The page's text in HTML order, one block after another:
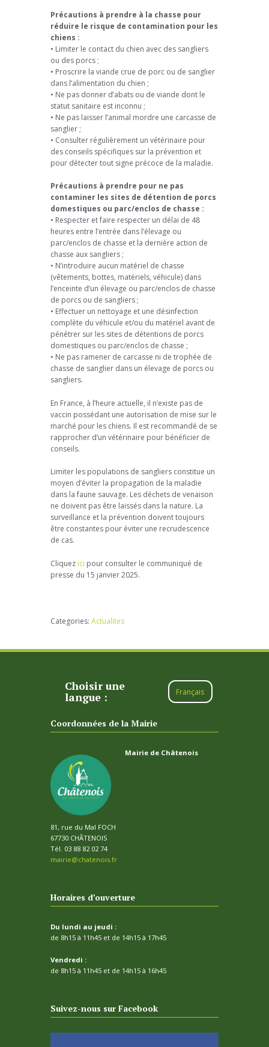
Précautions à prendre à la chasse pour
réduire le risque de contamination pour les
chiens :
• Limiter le contact du chien avec des sangliers
ou des porcs ;
• Proscrire la viande crue de porc ou de sanglier
dans l’alimentation du chien ;
• Ne pas donner d’abats ou de viande dont le
statut sanitaire est inconnu ;
• Ne pas laisser l’animal mordre une carcasse de
sanglier ;
• Consulter régulièrement un vétérinaire pour
des conseils spécifiques sur la prévention et
pour détecter tout signe précoce de la maladie.
Précautions à prendre pour ne pas
contaminer les sites de détention de porcs
domestiques ou parc/enclos de chasse :
• Respecter et faire respecter un délai de 48
heures entre l’entrée dans l’élevage ou
parc/enclos de chasse et la dernière action de
chasse aux sangliers ;
• N’introduire aucun matériel de chasse
(vêtements, bottes, matériels, véhicule) dans
l’enceinte d’un élevage ou parc/enclos de chasse
de porcs ou de sangliers ;
• Effectuer un nettoyage et une désinfection
complète du véhicule et/ou du matériel avant de
pénétrer sur les sites de détentions de porcs
domestiques ou parc/enclos de chasse ;
• Ne pas ramener de carcasse ni de trophée de
chasse de sanglier dans un élevage de porcs ou
sangliers.
En France, à l’heure actuelle, il n’existe pas de
vaccin possédant une autorisation de mise sur le
marché pour les chiens. Il est recommandé de se
rapprocher d’un vétérinaire pour bénéficier de
conseils.
Limiter les populations de sangliers constitue un
moyen d’éviter la propagation de la maladie
dans la faune sauvage. Les déchets de venaison
ne doivent pas être laissés dans la nature. La
surveillance et la prévention doivent toujours
être constantes pour éviter une recrudescence
de cas.
Cliquez ici pour consulter le communiqué de
presse du 15 janvier 2025.
Categories: Actualites
Choisir une
langue :
Français
Coordonnées de la Mairie
Mairie de Châtenois
81, rue du Mal FOCH
67730 CHÂTENOIS
Tél. 03 88 82 02 74
mairie@chatenois.fr
Horaires d’ouverture
Du lundi au jeudi :
de 8h15 à 11h45 et de 14h15 à 17h45
Vendredi :
de 8h15 à 11h45 et de 14h15 à 16h45
Suivez-nous sur Facebook